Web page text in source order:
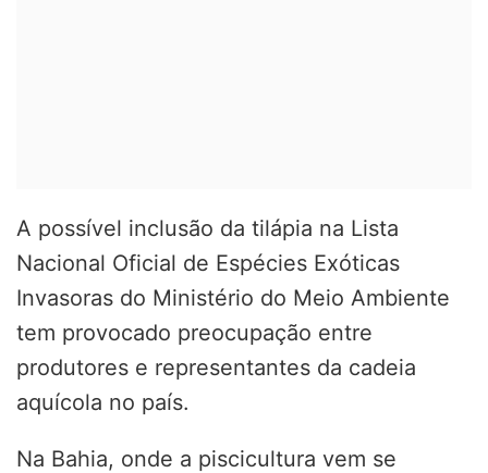
A possível inclusão da tilápia na Lista
Nacional Oficial de Espécies Exóticas
Invasoras do Ministério do Meio Ambiente
tem provocado preocupação entre
produtores e representantes da cadeia
aquícola no país.
Na Bahia, onde a piscicultura vem se